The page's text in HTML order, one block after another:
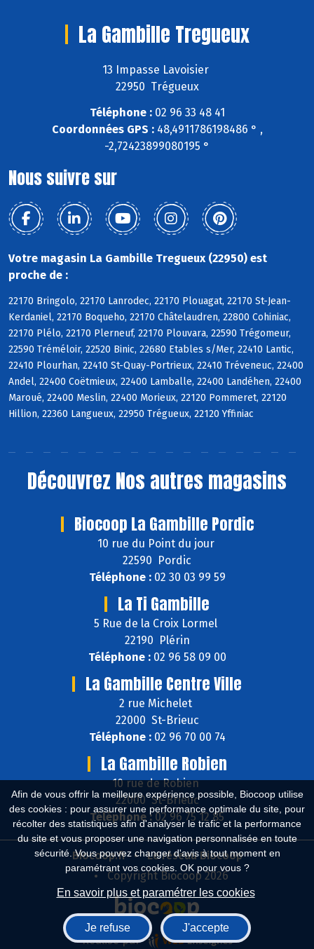
Afin de vous offrir la meilleure expérience possible, Biocoop utilise
des cookies : pour assurer une performance optimale du site, pour
récolter des statistiques afin d'analyser le trafic et la performance
du site et vous proposer une navigation personnalisée en toute
sécurité. Vous pouvez changer d'avis à tout moment en
paramétrant vos cookies. OK pour vous ?
En savoir plus et paramétrer les cookies
Je refuse J'accepte
La Gambille Tregueux
13 Impasse Lavoisier
22950 Trégueux
Téléphone :02 96 33 48 41
Coordonnées GPS :48,4911786198486 ° ,
-2,72423899080195 °
Nous suivre sur
Votre magasin La Gambille Tregueux (22950) est
proche de :
22170 Bringolo, 22170 Lanrodec, 22170 Plouagat, 22170 St-Jean-
Kerdaniel, 22170 Boqueho, 22170 Châtelaudren, 22800 Cohiniac,
22170 Plélo, 22170 Plerneuf, 22170 Plouvara, 22590 Trégomeur,
22590 Tréméloir, 22520 Binic, 22680 Etables s/Mer, 22410 Lantic,
22410 Plourhan, 22410 St-Quay-Portrieux, 22410 Tréveneuc, 22400
Andel, 22400 Coëtmieux, 22400 Lamballe, 22400 Landéhen, 22400
Maroué, 22400 Meslin, 22400 Morieux, 22120 Pommeret, 22120
Hillion, 22360 Langueux, 22950 Trégueux, 22120 Yffiniac
Découvrez Nos autres magasins
Biocoop La Gambille Pordic
10 rue du Point du jour
22590 Pordic
Téléphone :02 30 03 99 59
La Ti Gambille
5 Rue de la Croix Lormel
22190 Plérin
Téléphone :02 96 58 09 00
La Gambille Centre Ville
2 rue Michelet
22000 St-Brieuc
Téléphone :02 96 70 00 74
La Gambille Robien
10 rue de Robien
22000 St-Brieuc
Téléphone :02 96 75 12 85
Biocoop.fr
Le réseau Biocoop
Copyright Biocoop 2026
Réalisé par